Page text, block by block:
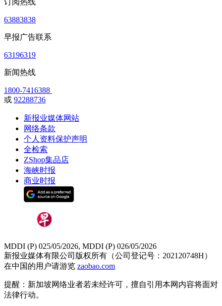
63883838
早报广告联系
63196319
新闻热线
1800-7416388
或 92288736
新报业媒体网站
网络条款
个人资料保护声明
全检索
ZShop集品店
海峡时报
商业时报
MDDI (P) 025/05/2026, MDDI (P) 026/05/2026
新报业媒体有限公司版权所有（公司登记号：202120748H）
在中国的用户请游览 zaobao.com
提醒：新加坡网络业者若未经许可，擅自引用本网内容将面对
法律行动。